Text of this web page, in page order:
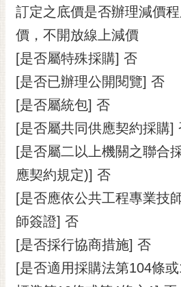
訂定之底價是否辦理減價
價，不開放線上減價
[是否屬特殊採購] 否
[是否已辦理公開閱覽] 否
[是否屬統包] 否
[是否屬共同供應契約採購]
[是否屬二以上機關之聯合
應契約規定)] 否
[是否應依公共工程專業技
師簽證] 否
[是否採行協商措施] 否
[是否適用採購法第104條